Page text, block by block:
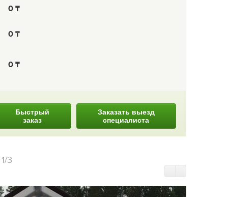
0
0
0
Быстрый
заказ
Заказать выезд
специалиста
1/3